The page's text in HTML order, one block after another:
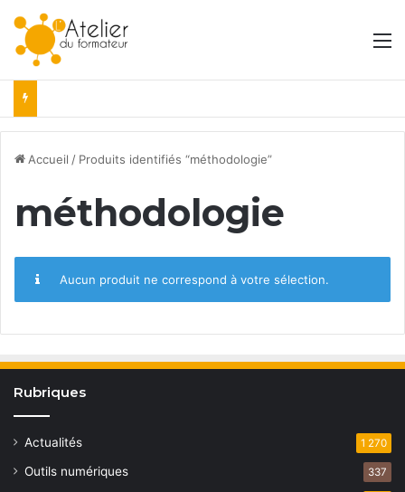
Accueil / Produits identifiés “méthodologie”
méthodologie
Aucun produit ne correspond à votre sélection.
Rubriques
Actualités 1 270
Outils numériques 337